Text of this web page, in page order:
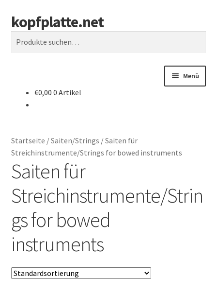
Zur
Navigation
springen
Springe
zum
Inhalt
kopfplatte.net
Suche
Menü
Kontakt
Mein Konto
AGB/Widerrufsbelehrung
Warenkorb
Kasse
€0,00 0 Artikel
Startseite /Saiten/Strings /Saiten für
Streichinstrumente/Strings for bowed instruments
Saiten für
Streichinstrumente/Strin
gs for bowed
instruments